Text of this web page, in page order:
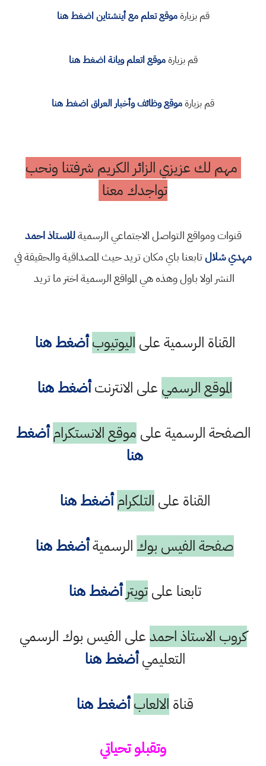
قم بزيارةموقع تعلم مع أينشتاين اضغط هنا
قم بزيارةموقع اتعلم ويانة اضغط هنا
قم بزيارةموقع وظائف وأخبار العراق اضغط هنا
مهم لك عزيزي الزائر الكريم شرفتنا ونحب
تواجدك معنا
قنوات ومواقع التواصل الاجتماعي الرسميةللاستاذ احمد
مهدي شلالتابعنا باي مكان تريد حيث المصداقية والحقيقة في
النشر اولا باول وهذه هي المواقع الرسمية اختر ما تريد
القناة الرسمية على اليوتيوب أضغط هنا
الموقع الرسمي على الانترنتأضغط هنا
الصفحة الرسمية على موقع الانستكرام أضغط
هنا
القناة على التلكرام أضغط هنا
صفحة الفيس بوك الرسميةأضغط هنا
تابعنا علىتويتر أضغط هنا
كروب الاستاذ احمدعلى الفيس بوك الرسمي
التعليميأضغط هنا
قناة الالعاب أضغط هنا
وتقبلو تحياتي